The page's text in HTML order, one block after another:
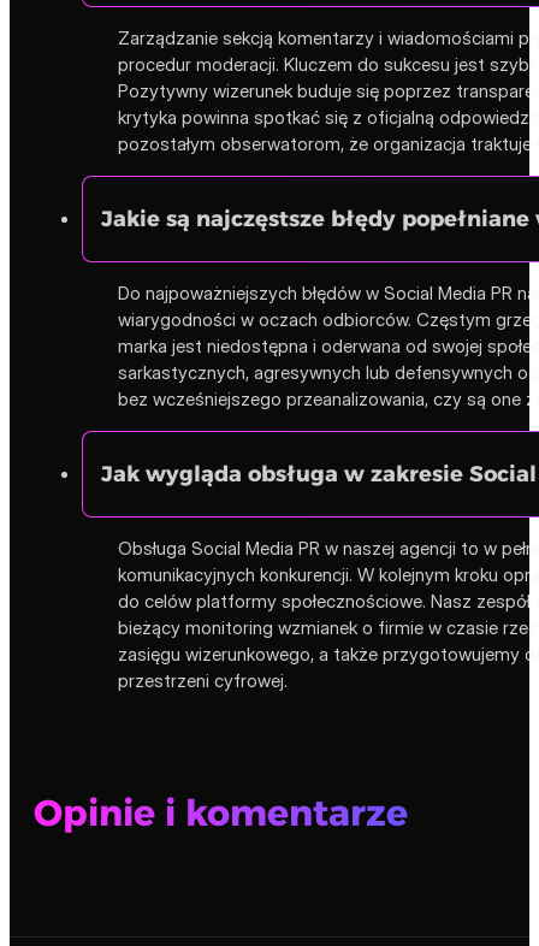
Zarządzanie sekcją komentarzy i wiadomościami
procedur moderacji. Kluczem do sukcesu jest
Pozytywny wizerunek buduje się poprzez
krytyka powinna spotkać się z oficjalną
pozostałym obserwatorom, że organizacja
Jakie są najczęstsze błędy
Do najpoważniejszych błędów w Social Media PR
wiarygodności w oczach odbiorców. Częstym
marka jest niedostępna i oderwana od swojej
sarkastycznych, agresywnych lub defensywnych
bez wcześniejszego przeanalizowania, czy są one
Jak wygląda obsługa w zakresie
Obsługa Social Media PR w naszej agencji to w
komunikacyjnych konkurencji. W kolejnym kroku
do celów platformy społecznościowe. Nasz
bieżący monitoring wzmianek o firmie w czasie
zasięgu wizerunkowego, a także przygotowujemy
przestrzeni cyfrowej.
Opinie i komentarze